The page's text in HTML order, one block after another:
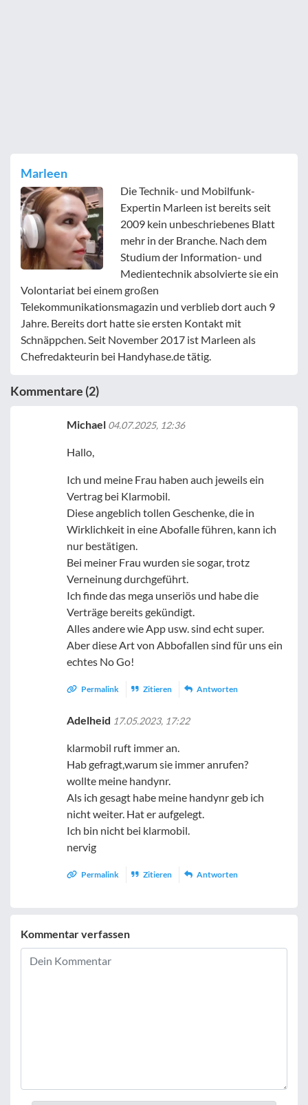
Marleen
Die Technik- und Mobilfunk-
Expertin Marleen ist bereits seit
2009 kein unbeschriebenes Blatt
mehr in der Branche. Nach dem
Studium der Information- und
Medientechnik absolvierte sie ein
Volontariat bei einem großen
Telekommunikationsmagazin und verblieb dort auch 9
Jahre. Bereits dort hatte sie ersten Kontakt mit
Schnäppchen. Seit November 2017 ist Marleen als
Chefredakteurin bei Handyhase.de tätig.
Kommentare (2)
Michael 04.07.2025, 12:36
Hallo,
Ich und meine Frau haben auch jeweils ein
Vertrag bei Klarmobil.
Diese angeblich tollen Geschenke, die in
Wirklichkeit in eine Abofalle führen, kann ich
nur bestätigen.
Bei meiner Frau wurden sie sogar, trotz
Verneinung durchgeführt.
Ich finde das mega unseriös und habe die
Verträge bereits gekündigt.
Alles andere wie App usw. sind echt super.
Aber diese Art von Abbofallen sind für uns ein
echtes No Go!
Permalink Zitieren Antworten
Adelheid 17.05.2023, 17:22
klarmobil ruft immer an.
Hab gefragt,warum sie immer anrufen?
wollte meine handynr.
Als ich gesagt habe meine handynr geb ich
nicht weiter. Hat er aufgelegt.
Ich bin nicht bei klarmobil.
nervig
Permalink Zitieren Antworten
Kommentar verfassen